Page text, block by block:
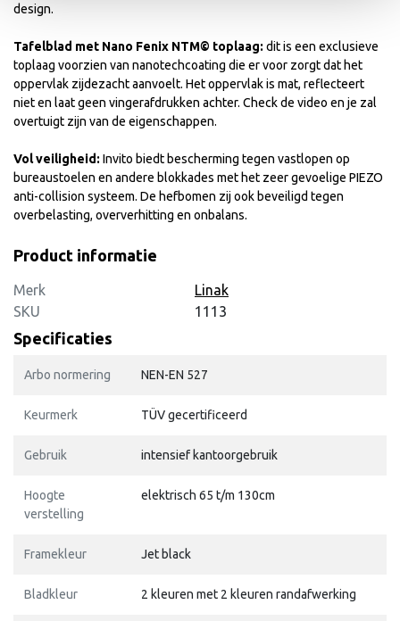
design.
Tafelblad met Nano Fenix NTM© toplaag:dit is een exclusieve
toplaag voorzien van nanotechcoating die er voor zorgt dat het
oppervlak zijdezacht aanvoelt. Het oppervlak is mat, reflecteert
niet en laat geen vingerafdrukken achter. Check de video en je zal
overtuigt zijn van de eigenschappen.
Vol veiligheid: Invito biedt bescherming tegen vastlopen op
bureaustoelen en andere blokkades met het zeer gevoelige PIEZO
anti-collision systeem. De hefbomen zij ook beveiligd tegen
overbelasting, oververhitting en onbalans.
Product informatie
Merk
Linak
SKU
1113
Specificaties
Arbo normering NEN-EN 527
Keurmerk TÜV gecertificeerd
Gebruik intensief kantoorgebruik
Hoogte
verstelling
elektrisch 65 t/m 130cm
Framekleur Jet black
Bladkleur 2 kleuren met 2 kleuren randafwerking